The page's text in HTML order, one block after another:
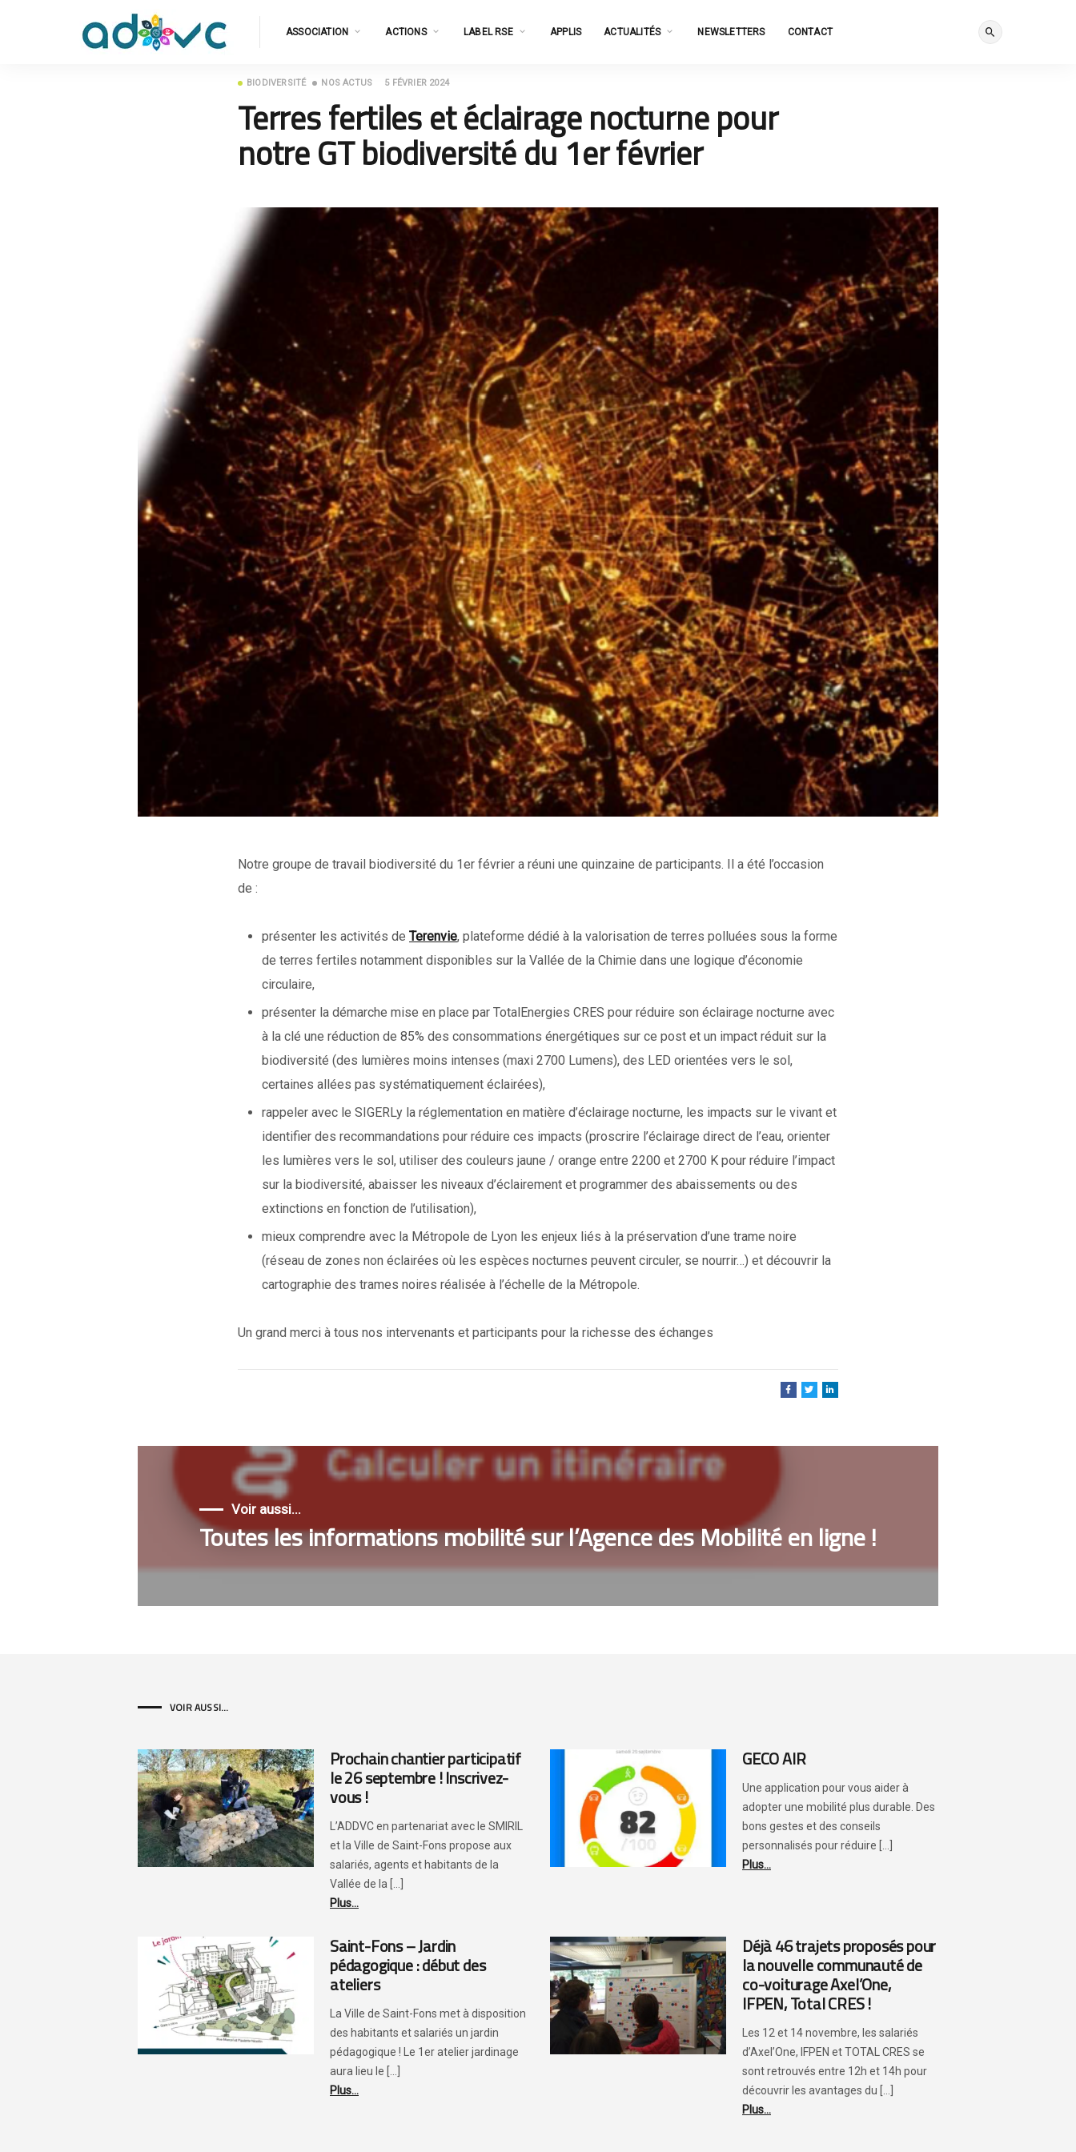
ASSOCIATION ACTIONS LABEL RSE APPLIS ACTUALITÉS NEWSLETTERS CONTACT
BIODIVERSITÉ NOS ACTUS 5 FÉVRIER 2024
Terres fertiles et éclairage nocturne pour
notre GT biodiversité du 1er février
Notre groupe de travail biodiversité du 1er février a réuni une quinzaine de participants. Il a été l’occasion
de :
présenter les activités de Terenvie, plateforme dédié à la valorisation de terres polluées sous la forme
de terres fertiles notamment disponibles sur la Vallée de la Chimie dans une logique d’économie
circulaire,
présenter la démarche mise en place par TotalEnergies CRES pour réduire son éclairage nocturne avec
à la clé une réduction de 85% des consommations énergétiques sur ce post et un impact réduit sur la
biodiversité (des lumières moins intenses (maxi 2700 Lumens), des LED orientées vers le sol,
certaines allées pas systématiquement éclairées),
rappeler avec le SIGERLy la réglementation en matière d’éclairage nocturne, les impacts sur le vivant et
identifier des recommandations pour réduire ces impacts (proscrire l’éclairage direct de l’eau, orienter
les lumières vers le sol, utiliser des couleurs jaune / orange entre 2200 et 2700 K pour réduire l’impact
sur la biodiversité, abaisser les niveaux d’éclairement et programmer des abaissements ou des
extinctions en fonction de l’utilisation),
mieux comprendre avec la Métropole de Lyon les enjeux liés à la préservation d’une trame noire
(réseau de zones non éclairées où les espèces nocturnes peuvent circuler, se nourrir…) et découvrir la
cartographie des trames noires réalisée à l’échelle de la Métropole.
Un grand merci à tous nos intervenants et participants pour la richesse des échanges
Voir aussi...
Toutes les informations mobilité sur l’Agence des Mobilité en ligne !
VOIR AUSSI...
Prochain chantier participatif
le 26 septembre ! Inscrivez-
vous !
L’ADDVC en partenariat avec le SMIRIL
et la Ville de Saint-Fons propose aux
salariés, agents et habitants de la
Vallée de la [...]
Plus...
GECO AIR
Une application pour vous aider à
adopter une mobilité plus durable. Des
bons gestes et des conseils
personnalisés pour réduire [...]
Plus...
Saint-Fons – Jardin
pédagogique : début des
ateliers
La Ville de Saint-Fons met à disposition
des habitants et salariés un jardin
pédagogique ! Le 1er atelier jardinage
aura lieu le [...]
Plus...
Déjà 46 trajets proposés pour
la nouvelle communauté de
co-voiturage Axel’One,
IFPEN, Total CRES !
Les 12 et 14 novembre, les salariés
d’Axel’One, IFPEN et TOTAL CRES se
sont retrouvés entre 12h et 14h pour
découvrir les avantages du [...]
Plus...